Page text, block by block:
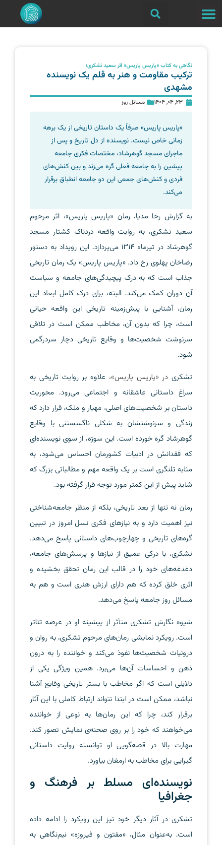
نگاهی به کتاب «پاریس پاریس» اثر سعید تشکری؛
ترکیب مقاومت و هنر به قلم یک نویسنده
مشهدی
23, 04, 1404 مسائل روز
«پاریس پاریس» صرفاً یک داستان تاریخی از یک برهه
زمانی خاص نیست. نویسنده از دل تاریخ و پس از
ماجرای مسجد گوهرشاد، مختصات فکری جامعه
پیشین را به جامعه فعلی گره می‌زند و بین کنش‌های
فردی و کنش‌های جمعی این دو جامعه انطباق برقرار
می‌کند.
به گزارش رحا مدیا، رمان «پاریس پاریس»، اثر مرحوم
سعید تشکری، به روایت واقعه دردناک کشتار مسجد
گوهرشاد در تیرماه ۱۳۱۴ می‌پردازد. این رویداد به دستور
رضاخان پهلوی رخ داد. «پاریس پاریس» یک رمان‌ تاریخی
جذاب است که به درک پیچیدگی‌های جامعه و سیاست
آن دوران کمک می‌کند. البته، برای درک کامل ابعاد این
رمان، آشنایی با پیش‌زمینه تاریخی این واقعه حیاتی
است، چرا که بدون آن، مخاطب ممکن است در تلاقی
سرنوشت شخصیت‌ها و وقایع تاریخی دچار سردرگمی
شود.
تشکری در «پاریس پاریس»، علاوه بر روایت تاریخی به
سراغ داستانی عاشقانه و اجتماعی می‌رود. محوریت
داستان بر شخصیت‌های اصلی، مهیار و ملک، قرار دارد که
زندگی و سرنوشتشان به شکلی ناگسستنی با وقایع
گوهرشاد گره خورده است. این سوژه، از سوی نویسنده‌ای
که فقدانش در ادبیات کشورمان احساس می‌شود، به
مثابه تلنگری است بر یک واقعه مهم و مطالباتی بزرگ که
شاید پیش از این کمتر مورد توجه قرار گرفته بود.
رمان نه تنها از بعد تاریخی، بلکه از منظر جامعه‌شناختی
نیز اهمیت دارد و به نیازهای فکری نسل امروز در تبیین
گره‌های تاریخی و چهارچوب‌های داستانی پاسخ می‌دهد.
تشکری، با درکی عمیق از نیازها و پرسش‌های جامعه،
دغدغه‌های خود را در قالب این رمان تحقق بخشیده و
اثری خلق کرده که هم دارای ارزش هنری است و هم به
مسائل روز جامعه پاسخ می‌دهد.
شیوه نگارش تشکری متأثر از پیشینه او در عرصه تئاتر
است. رویکرد نمایشی رمان‌های مرحوم تشکری، به روان و
درونیات شخصیت‌ها نفوذ می‌کند و خواننده را به درون
ذهن و احساسات آن‌ها می‌برد. همین ویژگی یکی از
دلایلی است که اگر مخاطب با بستر تاریخی وقایع آشنا
نباشد، ممکن است در ابتدا نتواند ارتباط کاملی با این آثار
برقرار کند، چرا که این رمان‌ها به نوعی از خواننده
می‌خواهند که خود را بر روی صحنه‌ی نمایش تصور کند.
مهارت بالا در قصه‌گویی او توانسته روایت داستانی
گیرایی برای مخاطب به ارمغان بیاورد.
نویسنده‌ای مسلط بر فرهنگ و
جغرافیا
تشکری در آثار دیگر خود نیز این رویکرد را ادامه داده
است. به‌عنوان مثال، «مفتون و فیروزه» نیم‌نگاهی به